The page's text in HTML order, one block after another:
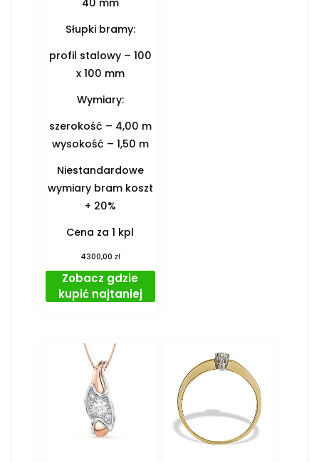
40 mm
Słupki bramy:
profil stalowy – 100
x 100 mm
Wymiary:
szerokość – 4,00 m
wysokość – 1,50 m
Niestandardowe
wymiary bram koszt
+ 20%
Cena za 1 kpl
4300,00 zł
Zobacz gdzie
kupić najtaniej